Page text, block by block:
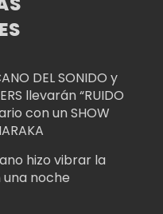
DEL SONIDO y
llevarán “RUIDO
con un SHOW
hizo vibrar la
una noche